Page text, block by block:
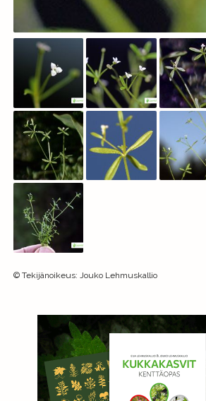
© Tekijänoikeus: Jouko Lehmuskallio